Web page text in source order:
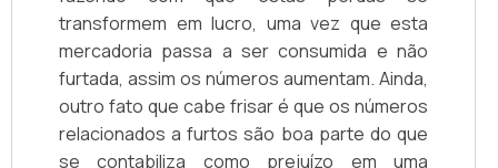
transformem em lucro, uma vez que esta
mercadoria passa a ser consumida e não
furtada, assim os números aumentam. Ainda,
outro fato que cabe frisar é que os números
relacionados a furtos são boa parte do que
se contabiliza como prejuízo em uma